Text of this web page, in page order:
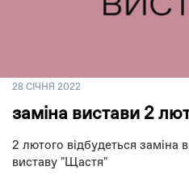
28 СІЧНЯ 2022
заміна вистави 2
2 лютого відбудеться заміна
виставу "Щастя"